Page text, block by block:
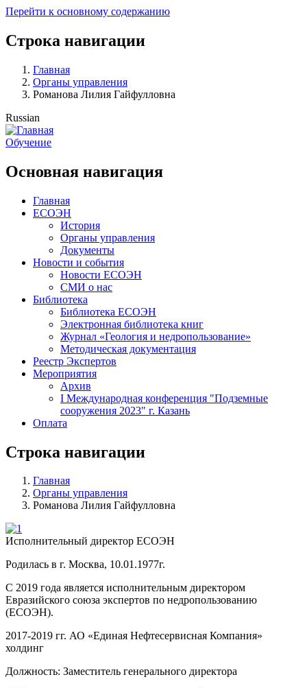
Перейти к основному содержанию
Строка навигации
Главная
Органы управления
Романова Лилия Гайфулловна
Russian
Обучение
Основная навигация
Главная
ЕСОЭН
История
Органы управления
Документы
Новости и события
Новости ЕСОЭН
СМИ о нас
Библиотека
Библиотека ЕСОЭН
Электронная библиотека книг
Журнал «Геология и недропользование»
Методическая документация
Реестр Экспертов
Мероприятия
Архив
I Международная конференция "Подземные
сооружения 2023" г. Казань
Оплата
Строка навигации
Главная
Органы управления
Романова Лилия Гайфулловна
Исполнительный директор ЕСОЭН
Родилась в г. Москва, 10.01.1977г.
С 2019 года является исполнительным директором
Евразийского союза экспертов по недропользованию
(ЕСОЭН).
2017-2019 гг. АО «Единая Нефтесервисная Компания»
холдинг
Должность: Заместитель генерального директора